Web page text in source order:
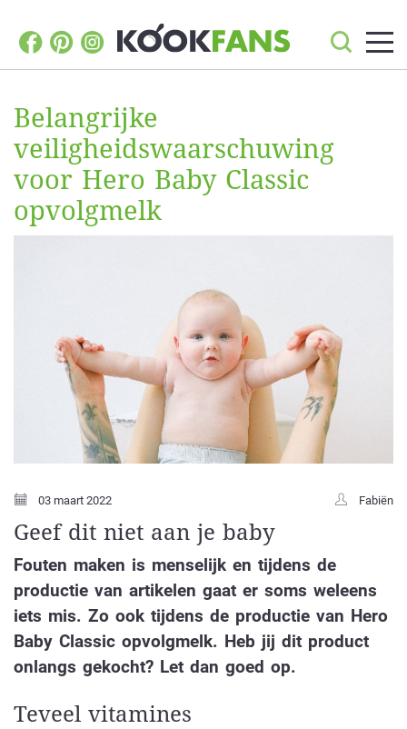
Belangrijke
veiligheidswaarschuwing
voor Hero Baby Classic
opvolgmelk
03 maart 2022 Fabiën
Geef dit niet aan je baby
Fouten maken is menselijk en tijdens de
productie van artikelen gaat er soms weleens
iets mis. Zo ook tijdens de productie van Hero
Baby Classic opvolgmelk. Heb jij dit product
onlangs gekocht? Let dan goed op.
Teveel vitamines